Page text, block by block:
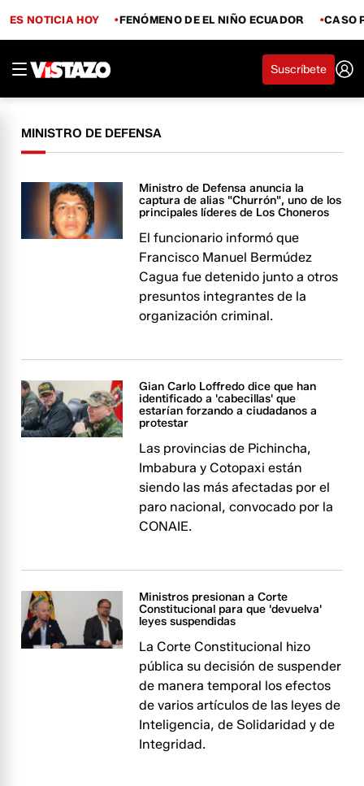
ES NOTICIA HOY FENÓMENO DE EL NIÑO ECUADOR CASO
Suscríbete
MINISTRO DE DEFENSA
Ministro de Defensa anuncia la
captura de alias "Churrón", uno de los
principales líderes de Los Choneros
El funcionario informó que
Francisco Manuel Bermúdez
Cagua fue detenido junto a otros
presuntos integrantes de la
organización criminal.
Gian Carlo Loffredo dice que han
identificado a 'cabecillas' que
estarían forzando a ciudadanos a
protestar
Las provincias de Pichincha,
Imbabura y Cotopaxi están
siendo las más afectadas por el
paro nacional, convocado por la
CONAIE.
Ministros presionan a Corte
Constitucional para que 'devuelva'
leyes suspendidas
La Corte Constitucional hizo
pública su decisión de suspender
de manera temporal los efectos
de varios artículos de las leyes de
Inteligencia, de Solidaridad y de
Integridad.